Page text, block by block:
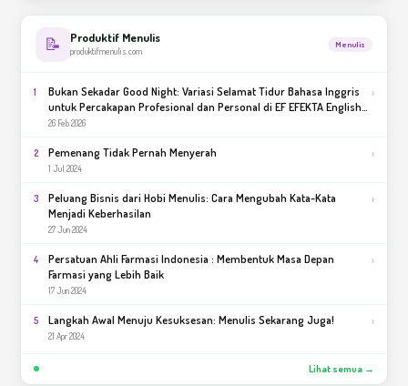
📝 Produktif Menulis
produktifmenulis.com
Menulis
1
Bukan Sekadar Good Night: Variasi Selamat Tidur Bahasa Inggris
untuk Percakapan Profesional dan Personal di EF EFEKTA English
for Adults
26 Feb 2026
›
2 Pemenang Tidak Pernah Menyerah
1 Jul 2024
›
3
Peluang Bisnis dari Hobi Menulis: Cara Mengubah Kata-Kata
Menjadi Keberhasilan
27 Jun 2024
›
4
Persatuan Ahli Farmasi Indonesia : Membentuk Masa Depan
Farmasi yang Lebih Baik
17 Jun 2024
›
5 Langkah Awal Menuju Kesuksesan: Menulis Sekarang Juga!
21 Apr 2024
›
Lihat semua →